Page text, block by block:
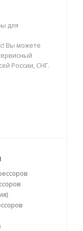
для
Вы можете
России, СНГ.